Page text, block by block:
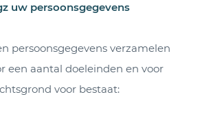
uw persoonsgegevens
persoonsgegevens verzamelen
een aantal doeleinden en voor
voor bestaat: